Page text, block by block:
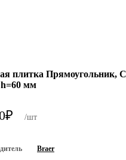
плитка Прямоугольник,
мм
₽ /шт
Braer